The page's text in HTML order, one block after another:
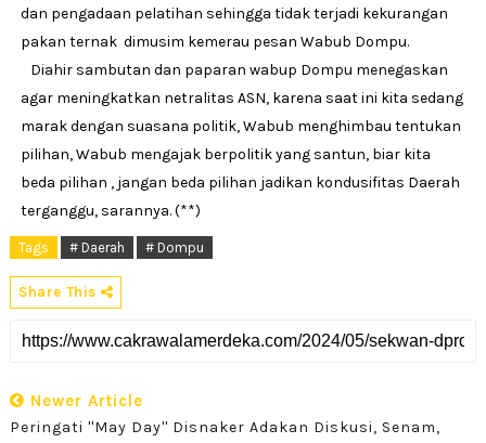
dan pengadaan pelatihan sehingga tidak terjadi kekurangan
pakan ternak dimusim kemerau pesan Wabub Dompu.
Diahir sambutan dan paparan wabup Dompu menegaskan
agar meningkatkan netralitas ASN, karena saat ini kita sedang
marak dengan suasana politik, Wabub menghimbau tentukan
pilihan, Wabub mengajak berpolitik yang santun, biar kita
beda pilihan , jangan beda pilihan jadikan kondusifitas Daerah
terganggu, sarannya. (**)
Tags # Daerah # Dompu
Share This
Newer Article
Peringati ''May Day'' Disnaker Adakan Diskusi, Senam,